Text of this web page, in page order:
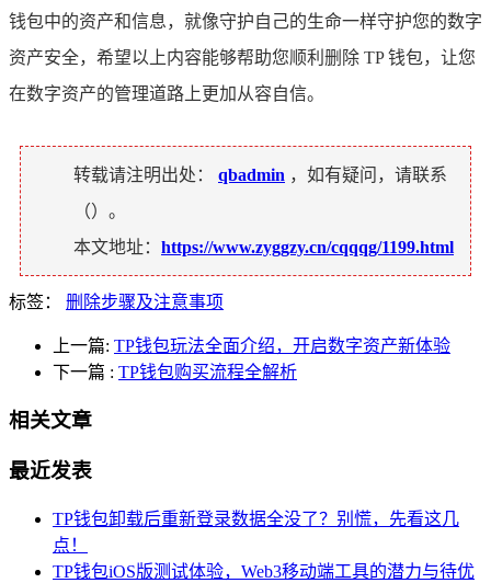
钱包中的资产和信息，就像守护自己的生命一样守护您的数字
资产安全，希望以上内容能够帮助您顺利删除 TP 钱包，让您
在数字资产的管理道路上更加从容自信。
转载请注明出处： qbadmin ，如有疑问，请联系
（）。
本文地址： https://www.zyggzy.cn/cqqqg/1199.html
标签： 删除步骤及注意事项
上一篇: TP钱包玩法全面介绍，开启数字资产新体验
下一篇 : TP钱包购买流程全解析
相关文章
最近发表
TP钱包卸载后重新登录数据全没了？别慌，先看这几
点！
TP钱包iOS版测试体验，Web3移动端工具的潜力与待优